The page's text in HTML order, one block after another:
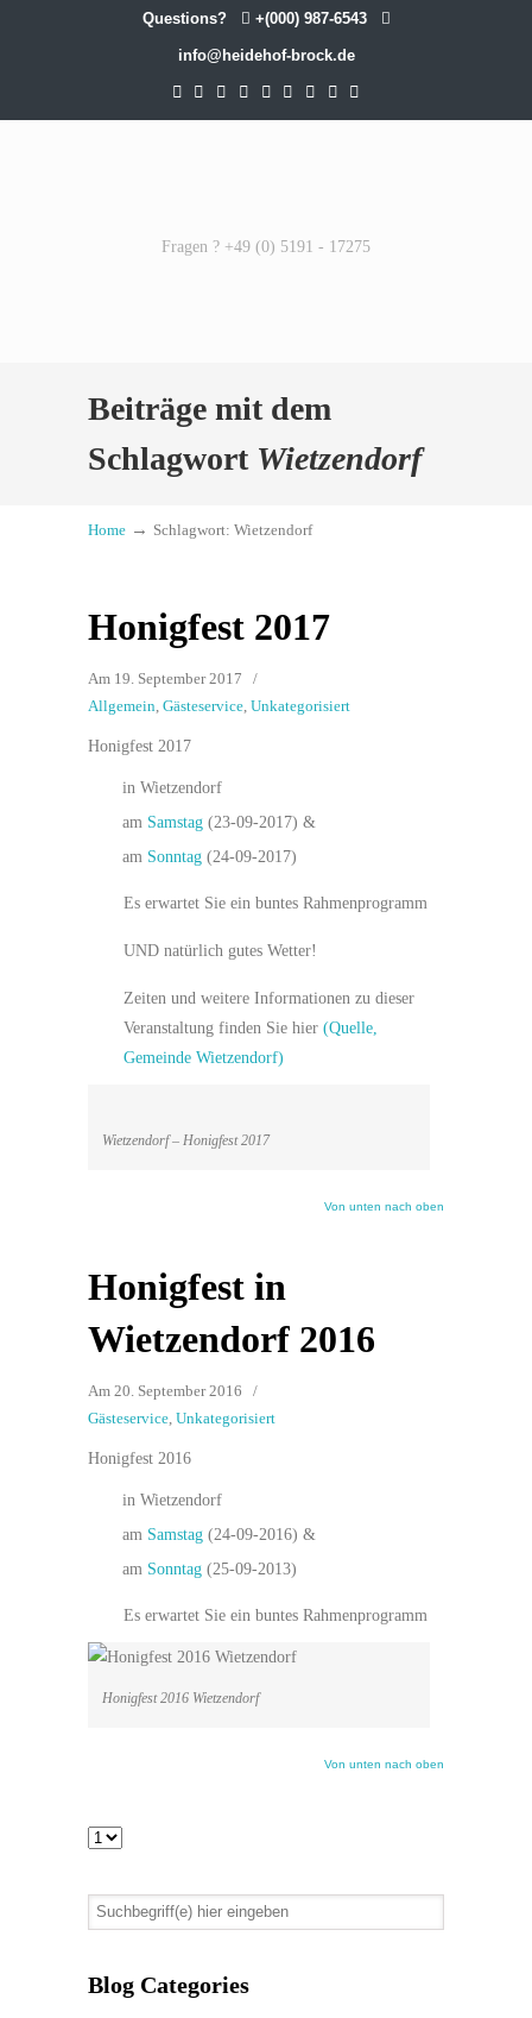
Questions? +(000) 987-6543
info@heidehof-brock.de
Fragen ? +49 (0) 5191 - 17275
Beiträge mit dem
Schlagwort Wietzendorf
Home → Schlagwort: Wietzendorf
Honigfest 2017
Am 19. September 2017
/
Allgemein, Gästeservice, Unkategorisiert
Honigfest 2017
in Wietzendorf
am Samstag (23-09-2017) &
am Sonntag (24-09-2017)
Es erwartet Sie ein buntes Rahmenprogramm
UND natürlich gutes Wetter!
Zeiten und weitere Informationen zu dieser
Veranstaltung finden Sie hier (Quelle,
Gemeinde Wietzendorf)
Wietzendorf – Honigfest 2017
Von unten nach oben
Honigfest in
Wietzendorf 2016
Am 20. September 2016
/
Gästeservice, Unkategorisiert
Honigfest 2016
in Wietzendorf
am Samstag (24-09-2016) &
am Sonntag (25-09-2013)
Es erwartet Sie ein buntes Rahmenprogramm
Honigfest 2016 Wietzendorf
Von unten nach oben
Blog Categories